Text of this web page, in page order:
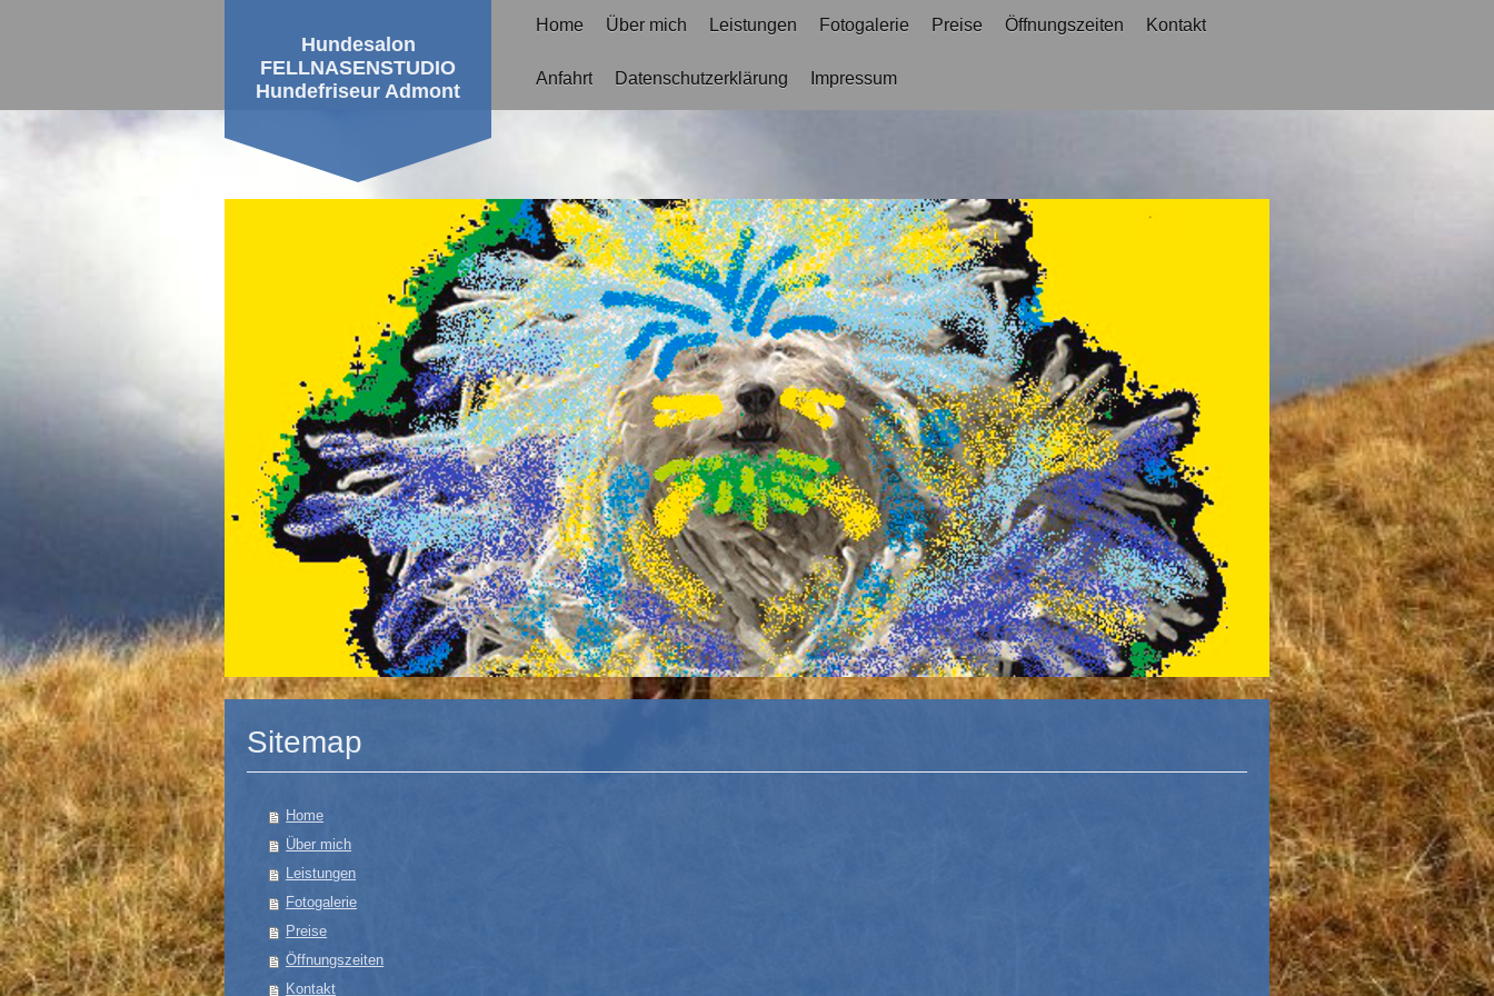
Home Über mich Leistungen Fotogalerie Preise Öffnungszeiten Kontakt
Anfahrt Datenschutzerklärung Impressum
Hundesalon
FELLNASENSTUDIO
Hundefriseur Admont
Sitemap
Home
Über mich
Leistungen
Fotogalerie
Preise
Öffnungszeiten
Kontakt